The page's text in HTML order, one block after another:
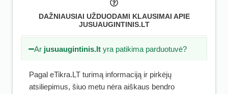
DAŽNIAUSIAI UŽDUODAMI KLAUSIMAI APIE
JUSUAUGINTINIS.LT
Ar jusuaugintinis.lt yra patikima parduotuvė?
Pagal eTikra.LT turimą informaciją ir pirkėjų
atsiliepimus, šiuo metu nėra aiškaus bendro